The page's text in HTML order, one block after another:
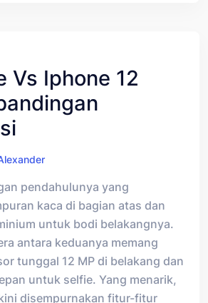
Vs Iphone 12
pendahulunya yang
kaca di bagian atas dan
untuk bodi belakangnya.
antara keduanya memang
tunggal 12 MP di belakang dan
untuk selfie. Yang menarik,
disempurnakan fitur-fitur